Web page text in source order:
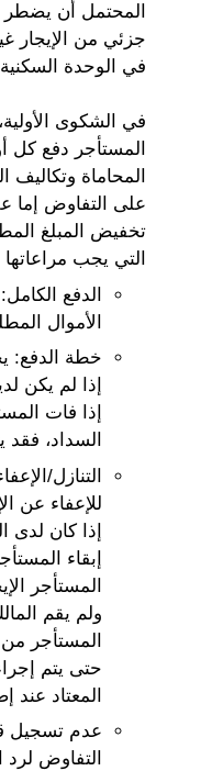
المحتمل أن يضطر
جزئي من الإيجار
في الوحدة
في الشكوى
المستأجر دفع كل
المحاماة وتكاليف
على التفاوض إما
تخفيض المبلغ
التي يجب
الدفع
الأموال
خطة الدفع:
إذا لم يكن
إذا فات
السداد،
التنازل/
للإعفاء عن
إذا كان لدى
إبقاء
المستأجر
ولم يقم
المستأجر
حتى يتم
المعتاد عند
عدم تسجيل
التفاوض